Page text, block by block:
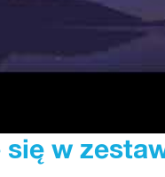
się w